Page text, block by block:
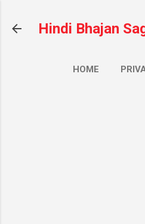
Hindi Bhajan
HOME